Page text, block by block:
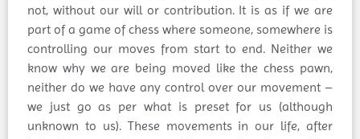
not, without our will or contribution. It is as if we are
part of a game of chess where someone, somewhere is
controlling our moves from start to end. Neither we
know why we are being moved like the chess pawn,
neither do we have any control over our movement –
we just go as per what is preset for us (although
unknown to us). These movements in our life, after